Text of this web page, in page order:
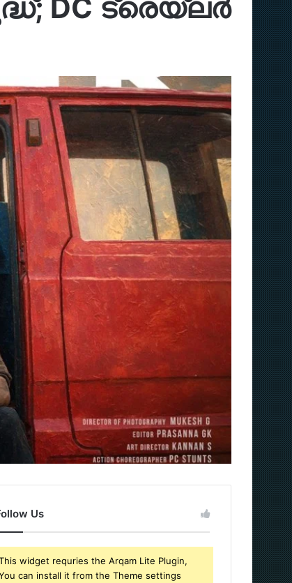
DC ട്രെയ്‌ലർ
Us
widget requries the Arqam Lite Plugin,
can install it from the Theme settings